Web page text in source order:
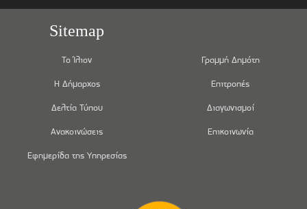
Sitemap
Το Ίλιον
Η Δήμαρχος
Δελτία Τύπου
Ανακοινώσεις
Εφημερίδα της Υπηρεσίας
Γραμμή Δημότη
Επιτροπές
Διαγωνισμοί
Επικοινωνία